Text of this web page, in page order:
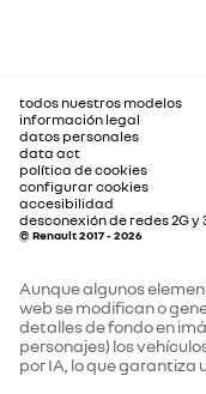
todos nuestros modelos
información legal
datos personales
data act
política de cookies
configurar cookies
accesibilidad
desconexión de redes 2G y
© Renault 2017 - 2026
Aunque algunos
web se modifican o
detalles de fondo en
personajes) los
por IA, lo que garantiza